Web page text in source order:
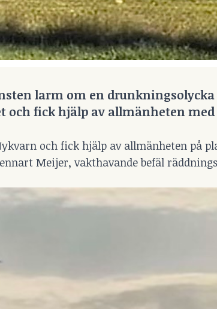
larm om en
och fick hjälp av allmänheten
och fick hjälp av allmänheten på
Meijer, vakthavande befäl